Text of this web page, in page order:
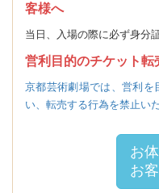
客様へ
当日、入場の際に必ず身分
営利目的のチケット転
京都芸術劇場では、営利を
い、転売する行為を禁止い
お
お